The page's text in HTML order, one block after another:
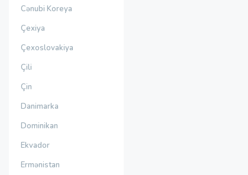
Cənubi Koreya
Çexiya
Çexoslovakiya
Çili
Çin
Danimarka
Dominikan
Ekvador
Ermənistan